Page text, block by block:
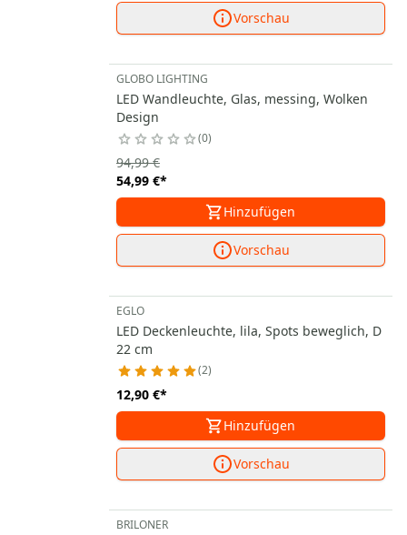
Vorschau
GLOBO LIGHTING
LED Wandleuchte, Glas, messing, Wolken
Design
0
54,99 €*
94,99 €
Hinzufügen
Vorschau
EGLO
LED Deckenleuchte, lila, Spots beweglich, D
22 cm
2
12,90 €*
Hinzufügen
Vorschau
BRILONER